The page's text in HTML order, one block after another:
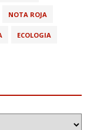
NOTA ROJA
ECOLOGIA